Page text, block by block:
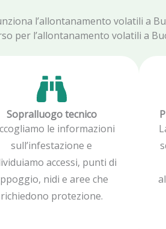
l’allontanamento volatili a
per l’allontanamento volatili a
Sopralluogo tecnico
le informazioni
sull’infestazione e
accessi, punti di
nidi e aree che
richiedono protezione.